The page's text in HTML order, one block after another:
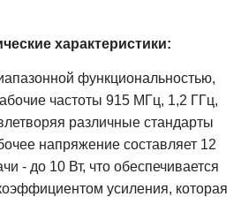
характеристики:
функциональностью,
частоты 915 МГц, 1,2 ГГц,
различные стандарты
напряжение составляет 12
- до 10 Вт, что обеспечивается
усиления, которая